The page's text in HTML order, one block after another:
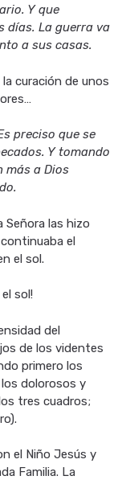
Y que
días. La guerra va
a sus casas.
curación de unos
preciso que se
Y tomando
más a Dios
Señora las hizo
el
el sol.
sol!
del
de los videntes
primero los
dolorosos y
tres cuadros;
el Niño Jesús y
Familia. La